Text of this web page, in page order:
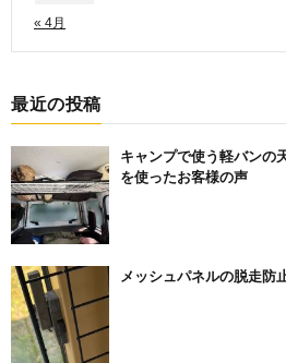
« 4月
最近の投稿
キャンプで使う軽バンの
を使ったお客様の声
メッシュパネルの脱走防